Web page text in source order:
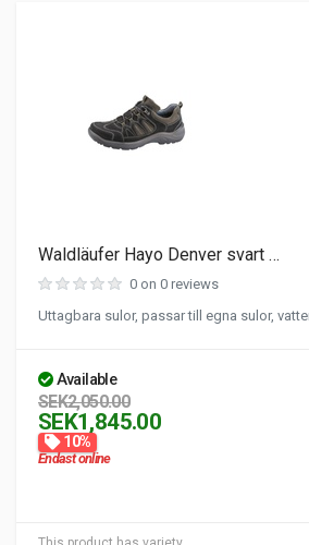
Waldläufer Hayo Denver svart …
0 on 0 reviews
Uttagbara sulor, passar till egna sulor,
Available
SEK2,050.00
SEK1,845.00
10%
Endast online